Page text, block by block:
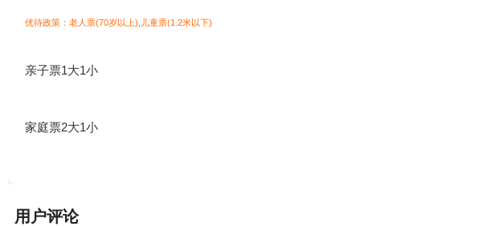
优待政策：老人票(70岁以上),儿童票(1.2米以下)
亲子票1大1小
家庭票2大1小
用户评论